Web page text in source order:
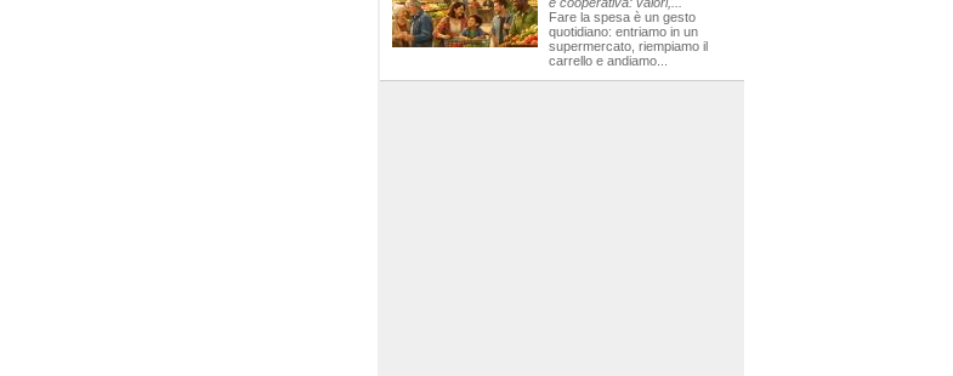
Fare la spesa è un gesto
quotidiano: entriamo in un
supermercato, riempiamo il
carrello e andiamo...